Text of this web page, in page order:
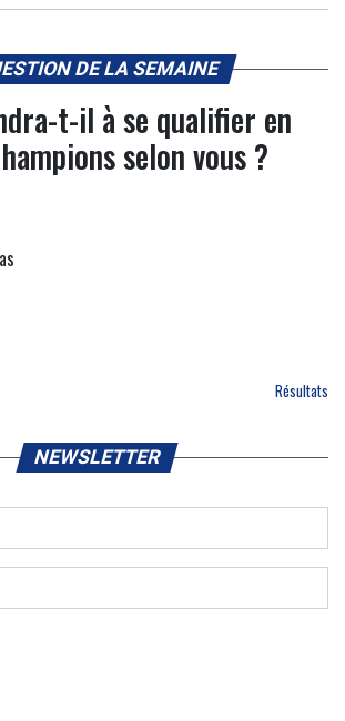
DE LA SEMAINE
t-il à se qualifier en
selon vous ?
Résultats
NEWSLETTER